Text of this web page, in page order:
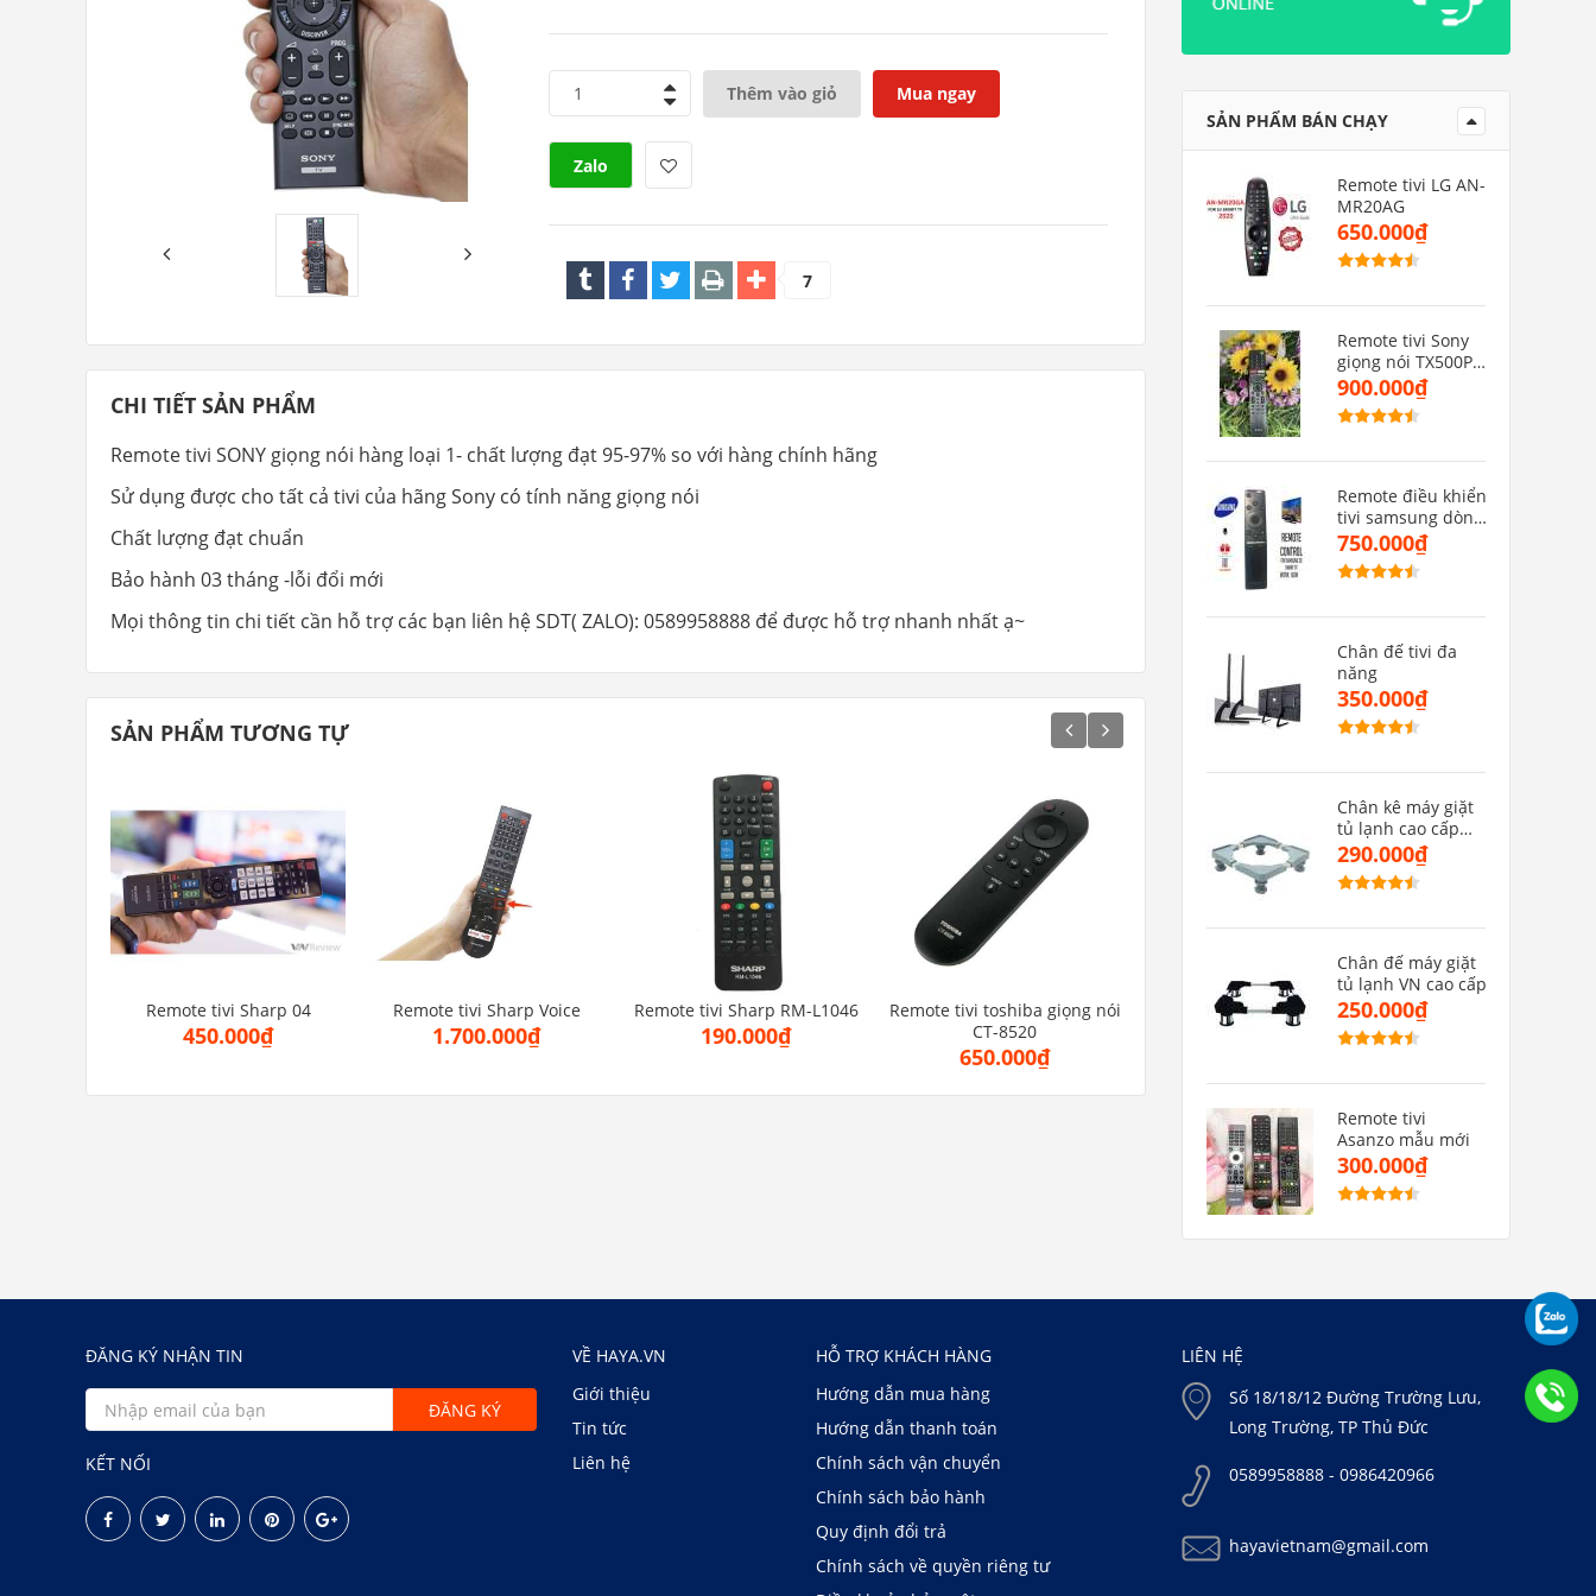
1 Thêm vào giỏ Mua ngay
Zalo
7
CHI TIẾT SẢN PHẨM
Remote tivi SONY giọng nói hàng loại 1- chất lượng đạt 95-97% so với hàng chính hãng
Sử dụng được cho tất cả tivi của hãng Sony có tính năng giọng nói
Chất lượng đạt chuẩn
Bảo hành 03 tháng -lỗi đổi mới
Mọi thông tin chi tiết cần hỗ trợ các bạn liên hệ SDT( ZALO): 0589958888 để được hỗ trợ nhanh nhất ạ~
SẢN PHẨM TƯƠNG TỰ
Remote tivi Sharp 04
450.000₫
Remote tivi Sharp Voice
1.700.000₫
Remote tivi Sharp RM-L1046
190.000₫
Remote tivi toshiba giọng nói
CT-8520
650.000₫
Remote tivi toshiba CT-90439
550.000₫
Remote tivi Asanzo
SẢN PHẨM BÁN CHẠY
Remote tivi LG AN-
MR20AG
650.000₫
Remote tivi Sony
giọng nói TX500P(
hàng zin)
900.000₫
Remote điều khiển
tivi samsung dòng
MU(hàng zin)
750.000₫
Chân đế tivi đa
năng
350.000₫
Chân kê máy giặt
tủ lạnh cao cấp
CMGMB
290.000₫
Chân đế máy giặt
tủ lạnh VN cao cấp
250.000₫
Remote tivi
Asanzo mẫu mới
300.000₫
ĐĂNG KÝ NHẬN TIN
KẾT NỐI
VỀ HAYA.VN
Giới thiệu
Tin tức
Liên hệ
HỖ TRỢ KHÁCH HÀNG
Hướng dẫn mua hàng
Hướng dẫn thanh toán
Chính sách vận chuyển
Chính sách bảo hành
Quy định đổi trả
Chính sách về quyền riêng tư
LIÊN HỆ
Số 18/18/12 Đường Trường Lưu,
Long Trường, TP Thủ Đức
0589958888 - 0986420966
hayavietnam@gmail.com